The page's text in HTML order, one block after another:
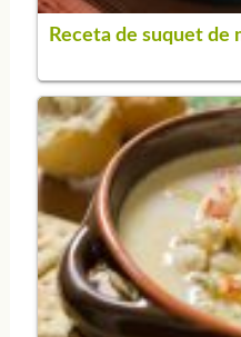
Receta de suquet de